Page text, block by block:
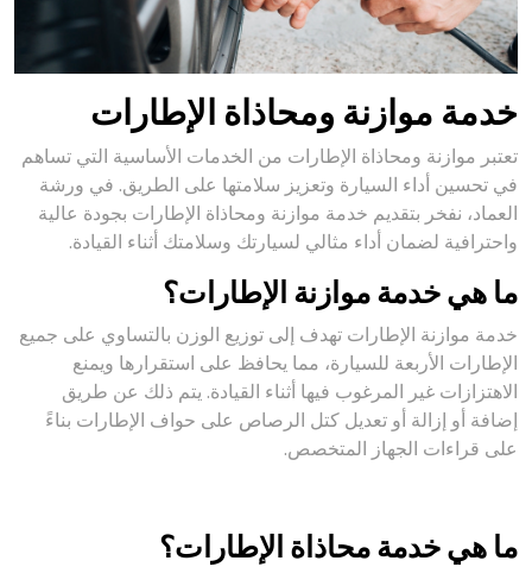
خدمة موازنة ومحاذاة الإطارات
تعتبر موازنة ومحاذاة الإطارات من الخدمات الأساسية التي تساهم
في تحسين أداء السيارة وتعزيز سلامتها على الطريق. في ورشة
العماد، نفخر بتقديم خدمة موازنة ومحاذاة الإطارات بجودة عالية
واحترافية لضمان أداء مثالي لسيارتك وسلامتك أثناء القيادة.
ما هي خدمة موازنة الإطارات؟
خدمة موازنة الإطارات تهدف إلى توزيع الوزن بالتساوي على جميع
الإطارات الأربعة للسيارة، مما يحافظ على استقرارها ويمنع
الاهتزازات غير المرغوب فيها أثناء القيادة. يتم ذلك عن طريق
إضافة أو إزالة أو تعديل كتل الرصاص على حواف الإطارات بناءً
على قراءات الجهاز المتخصص.
ما هي خدمة محاذاة الإطارات؟